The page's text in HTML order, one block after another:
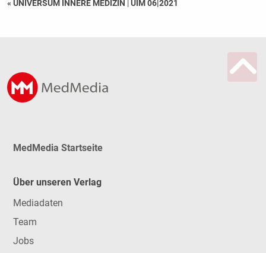
« UNIVERSUM INNERE MEDIZIN UIM 06|2021
MedMedia Startseite
Über unseren Verlag
Mediadaten
Team
Jobs